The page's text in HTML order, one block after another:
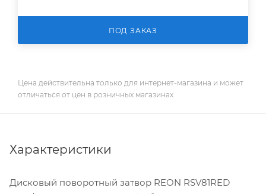
ПОД ЗАКАЗ
Цена действительна только для интернет-магазина и может
отличаться от цен в розничных магазинах
Характеристики
Дисковый поворотный затвор REON RSV81RED